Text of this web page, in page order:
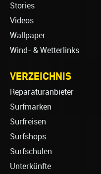
Stories
Videos
Wallpaper
Wind- & Wetterlinks
VERZEICHNIS
Reparaturanbieter
Surfmarken
Surfreisen
Surfshops
Surfschulen
Unterkünfte